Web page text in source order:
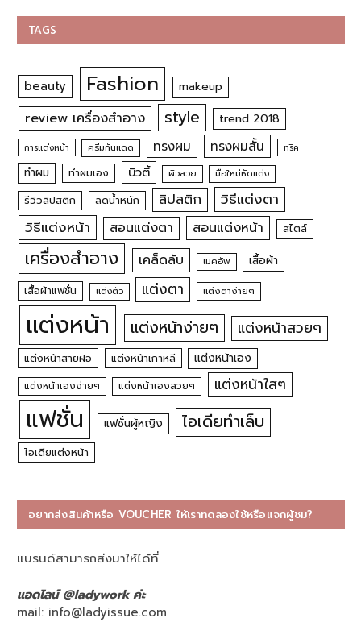
TAGS
beauty Fashion makeup
review เครื่องสำอาง style trend 2018
การแต่งหน้า ครีมกันแดด ทรงผม ทรงผมสั้น ทริค
ทำผม ทำผมเอง บิวตี้ ผิวสวย มือใหม่หัดแต่ง
รีวิวลิปสติก ลดน้ำหนัก ลิปสติก
วิธีแต่งตา
วิธีแต่งหน้า
สอนแต่งตา สอนแต่งหน้า สไตล์
เครื่องสำอาง เคล็ดลับ เมคอัพ เสื้อผ้า
เสื้อผ้าแฟชั่น แต่งตัว แต่งตา แต่งตาง่ายๆ
แต่งหน้า แต่งหน้าง่ายๆ แต่งหน้าสวยๆ
แต่งหน้าสายฝอ แต่งหน้าเกาหลี แต่งหน้าเอง
แต่งหน้าเองง่ายๆ แต่งหน้าเองสวยๆ แต่งหน้าใสๆ
แฟชั่น แฟชั่นผู้หญิง ไอเดียทำเล็บ
ไอเดียแต่งหน้า
อยากส่งสินค้าหรือ VOUCHER ให้เราทดลองใช้หรือแจกผู้ชม?
แบรนด์สามารถส่งมาให้ได้ที่
แอดไลน์ @ladywork ค่ะ
mail: info@ladyissue.com